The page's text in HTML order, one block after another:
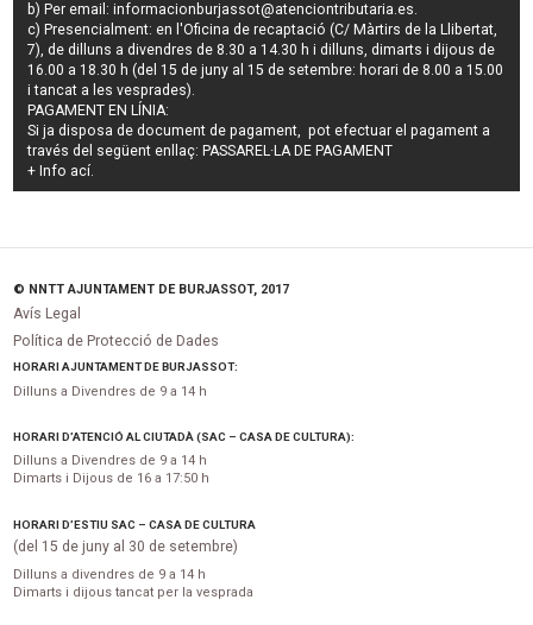
b) Per email:informacionburjassot@atenciontributaria.es.
c) Presencialment: en l'Oficina de recaptació (C/ Màrtirs de la Llibertat,
7), de dilluns a divendres de 8.30 a 14.30 h i dilluns, dimarts i dijous de
16.00 a 18.30 h (del 15 de juny al 15 de setembre: horari de 8.00 a 15.00
i tancat a les vesprades).
PAGAMENT EN LÍNIA:
Si ja disposa de document de pagament, pot efectuar el pagament a
través del següent enllaç: PASSAREL·LA DE PAGAMENT
+ Info ací.
© NNTT AJUNTAMENT DE BURJASSOT, 2017
Avís Legal
Política de Protecció de Dades
HORARI AJUNTAMENT DE BURJASSOT:
Dilluns a Divendres de 9 a 14 h
HORARI D’ATENCIÓ AL CIUTADÀ (SAC – CASA DE CULTURA):
Dilluns a Divendres de 9 a 14 h
Dimarts i Dijous de 16 a 17:50 h
HORARI D’ESTIU SAC – CASA DE CULTURA
(del 15 de juny al 30 de setembre)
Dilluns a divendres de 9 a 14 h
Dimarts i dijous tancat per la vesprada